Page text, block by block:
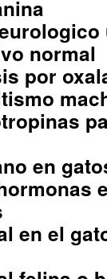
normal
por
en
en el